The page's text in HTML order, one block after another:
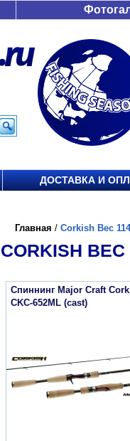
ДОСТАВКА И
Главная / Corkish Вес
CORKISH ВЕС
Спиннинг Major Craft
CKC-652ML (cast)